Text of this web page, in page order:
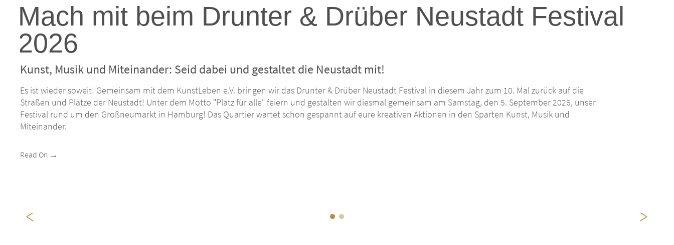
Mach mit beim Drunter & Drüber Neustadt Festival
2026
Kunst, Musik und Miteinander: Seid dabei und gestaltet die Neustadt mit!
Es ist wieder soweit! Gemeinsam mit dem KunstLeben e.V. bringen wir das Drunter & Drüber Neustadt Festival in diesem Jahr zum 10. Mal zurück auf die
Straßen und Plätze der Neustadt! Unter dem Motto "Platz für alle" feiern und gestalten wir diesmal gemeinsam am Samstag, den 5. September 2026, unser
Festival rund um den Großneumarkt in Hamburg! Das Quartier wartet schon gespannt auf eure kreativen Aktionen in den Sparten Kunst, Musik und
Miteinander.
Read On →